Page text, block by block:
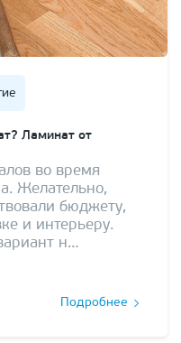
Ламинат от
во время
Желательно,
бюджету,
и интерьеру.
н…
Подробнее